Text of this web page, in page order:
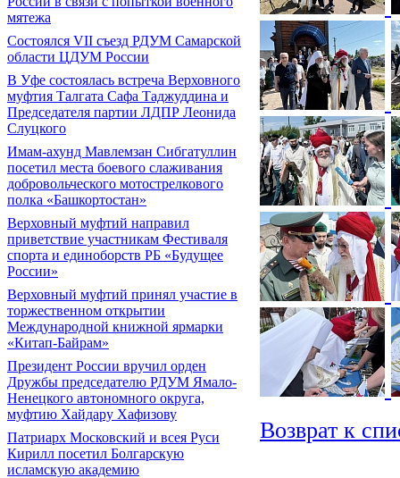
мятежа
Состоялся VII съезд РДУМ Самарской
области ЦДУМ России
В Уфе состоялась встреча Верховного
муфтия Талгата Сафа Таджуддина и
Председателя партии ЛДПР Леонида
Слуцкого
Имам-ахунд Мавлемзан Сибгатуллин
посетил места боевого слаживания
добровольческого мотострелкового
полка «Башкортостан»
Верховный муфтий направил
приветствие участникам Фестиваля
спорта и единоборств РБ «Будущее
России»
Верховный муфтий принял участие в
торжественном открытии
Международной книжной ярмарки
«Китап-Байрам»
Президент России вручил орден
Дружбы председателю РДУМ Ямало-
Ненецкого автономного округа,
муфтию Хайдару Хафизову
Патриарх Московский и всея Руси
Кирилл посетил Болгарскую
исламскую академию
Возврат к